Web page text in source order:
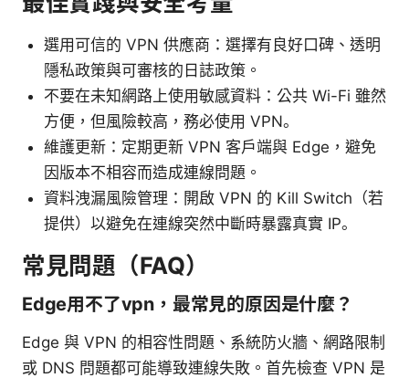
選用可信的 VPN 供應商：選擇有良好口碑、透明
隱私政策與可審核的日誌政策。
不要在未知網路上使用敏感資料：公共 Wi-Fi 雖然
方便，但風險較高，務必使用 VPN。
維護更新：定期更新 VPN 客戶端與 Edge，避免
因版本不相容而造成連線問題。
資料洩漏風險管理：開啟 VPN 的 Kill Switch（若
提供）以避免在連線突然中斷時暴露真實 IP。
常見問題（FAQ）
Edge用不了vpn，最常見的原因是什麼？
Edge 與 VPN 的相容性問題、系統防火牆、網路限制
或 DNS 問題都可能導致連線失敗。首先檢查 VPN 是